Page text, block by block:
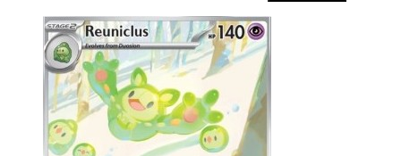
130,00kr.